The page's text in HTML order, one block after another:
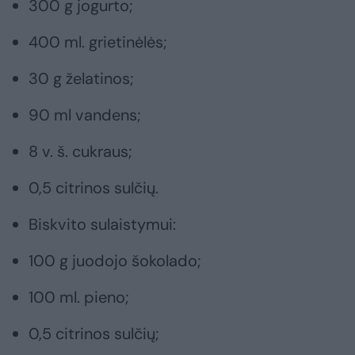
300 g jogurto;
400 ml. grietinėlės;
30 g želatinos;
90 ml vandens;
8 v. š. cukraus;
0,5 citrinos sulčių.
Biskvito sulaistymui:
100 g juodojo šokolado;
100 ml. pieno;
0,5 citrinos sulčių;